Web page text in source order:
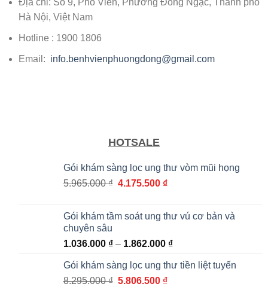
Địa chỉ: Số 9, Phố Viên, Phường Đông Ngạc, Thành phố
Hà Nội, Việt Nam
Hotline : 1900 1806
Email: info.benhvienphuongdong@gmail.com
HOTSALE
Gói khám sàng lọc ung thư vòm mũi họng
5.965.000₫ Giá
5.965.000 ₫.
4.175.500 ₫Giá
là:
Gói khám tầm soát ung thư vú cơ bản và
chuyên sâu
1.036.000 ₫ – 1.862.000 ₫Khoảng
từ
Gói khám sàng lọc ung thư tiền liệt tuyến
8.295.000₫ Giá
5.806.500 ₫Giá